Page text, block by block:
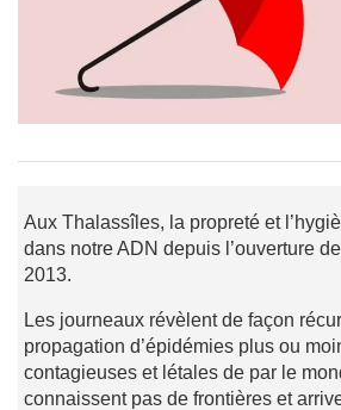
Aux Thalassîles, la propreté et
dans notre ADN depuis l’ouverture
2013.
Les journeaux révèlent de façon
propagation d’épidémies plus ou
contagieuses et létales de par le
connaissent pas de frontières et